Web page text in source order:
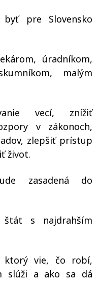
byť pre Slovensko
úradníkom,
malým
vecí, znížiť
v zákonoch,
zlepšiť prístup
život.
zasadená do
s najdrahším
vie, čo robí,
slúži a ako sa dá